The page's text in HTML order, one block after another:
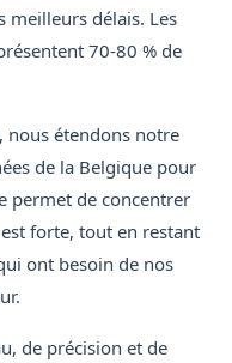
meilleurs délais. Les
70-80 % de
nous étendons notre
de la Belgique pour
permet de concentrer
forte, tout en restant
ont besoin de nos
de précision et de